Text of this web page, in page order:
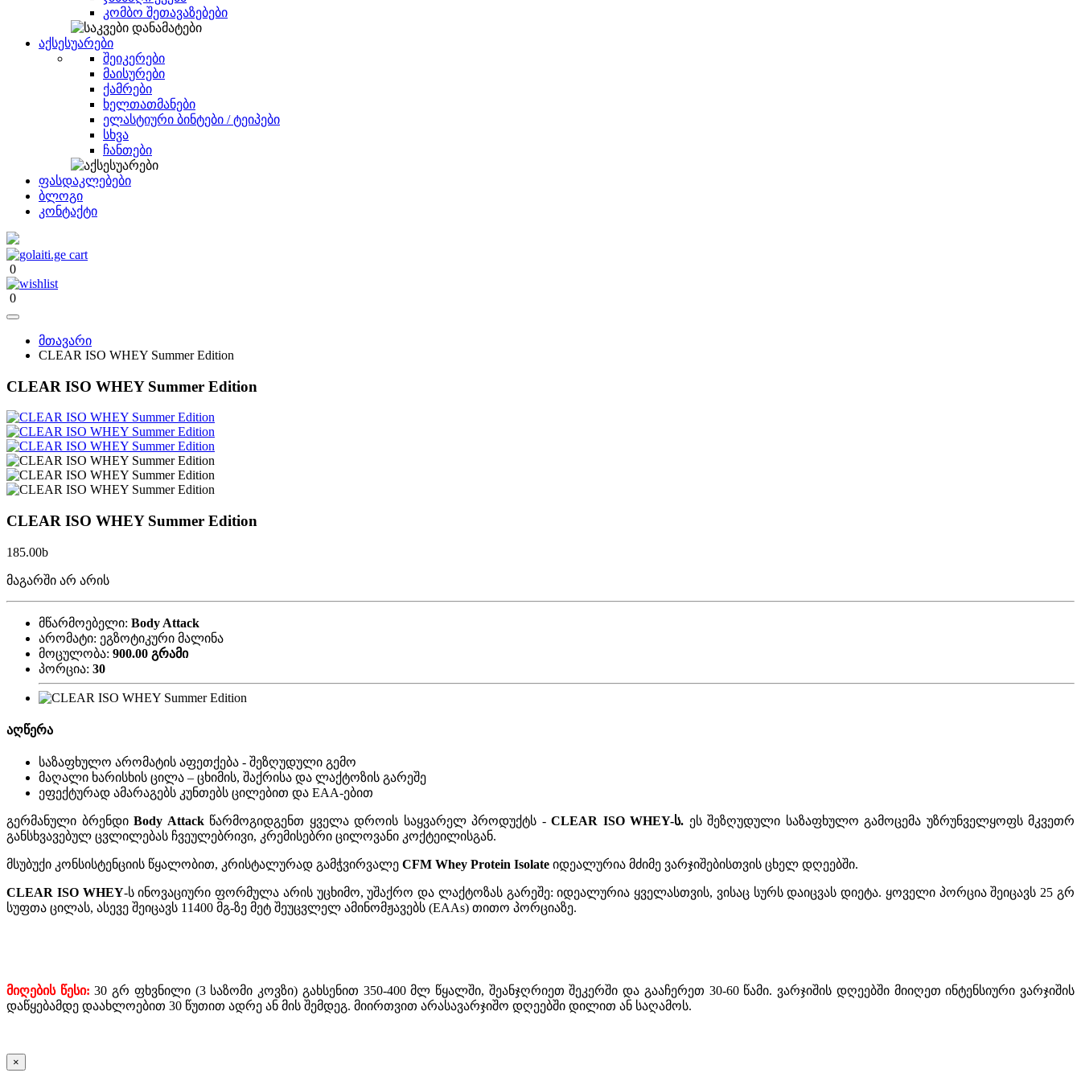
კომბო შეთავაზებები
აქსესუარები
შეიკერები
მაისურები
ქამრები
ხელთათმანები
ელასტიური ბინტები / ტეიპები
სხვა
ჩანთები
ფასდაკლებები
ბლოგი
კონტაქტი
0
0
მთავარი
CLEAR ISO WHEY Summer Edition
CLEAR ISO WHEY Summer Edition
CLEAR ISO WHEY Summer Edition
185.00b
მაგარში არ არის
მწარმოებელი: Body Attack
არომატი: ეგზოტიკური მალინა
მოცულობა: 900.00 გრამი
პორცია: 30
აღწერა
საზაფხულო არომატის აფეთქება - შეზღუდული გემო
მაღალი ხარისხის ცილა – ცხიმის, შაქრისა და ლაქტოზის გარეშე
ეფექტურად ამარაგებს კუნთებს ცილებით და EAA-ებით
გერმანული ბრენდი Body Attackწარმოგიდგენთ ყველა დროის საყვარელ პროდუქტს - CLEAR ISO WHEY-ს. ეს შეზღუდული საზაფხულო გამოცემა უზრუნველყოფს მკვეთრ
განსხვავებულ ცვლილებას ჩვეულებრივი, კრემისებრი ცილოვანი კოქტეილისგან.
მსუბუქი კონსისტენციის წყალობით, კრისტალურად გამჭვირვალე CFM Whey Protein Isolate იდეალურია მძიმე ვარჯიშებისთვის ცხელ დღეებში.
CLEAR ISO WHEY-ს ინოვაციური ფორმულა არის უცხიმო, უშაქრო და ლაქტოზას გარეშე: იდეალურია ყველასთვის, ვისაც სურს დაიცვას დიეტა. ყოველი პორცია შეიცავს 25 გრ
სუფთა ცილას, ასევე შეიცავს 11400 მგ-ზე მეტ შეუცვლელ ამინომჟავებს (EAAs) თითო პორციაზე.
მიღების წესი: 30 გრ ფხვნილი (3 საზომი კოვზი) გახსენით 350-400 მლ წყალში, შეანჯღრიეთ შეკერში და გააჩერეთ 30-60 წამი. ვარჯიშის დღეებში მიიღეთ ინტენსიური ვარჯიშის
დაწყებამდე დაახლოებით 30 წუთით ადრე ან მის შემდეგ. მიირთვით არასავარჯიშო დღეებში დილით ან საღამოს.
×